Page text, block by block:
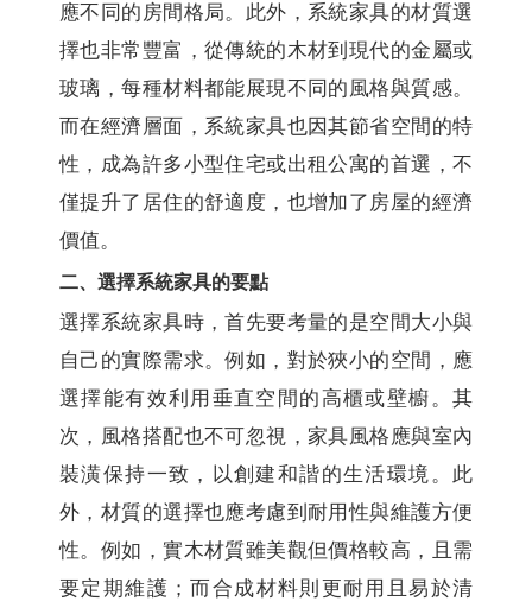
應不同的房間格局。此外，系統家具的材質選
擇也非常豐富，從傳統的木材到現代的金屬或
玻璃，每種材料都能展現不同的風格與質感。
而在經濟層面，系統家具也因其節省空間的特
性，成為許多小型住宅或出租公寓的首選，不
僅提升了居住的舒適度，也增加了房屋的經濟
價值。
二、選擇系統家具的要點
選擇系統家具時，首先要考量的是空間大小與
自己的實際需求。例如，對於狹小的空間，應
選擇能有效利用垂直空間的高櫃或壁櫥。其
次，風格搭配也不可忽視，家具風格應與室內
裝潢保持一致，以創建和諧的生活環境。此
外，材質的選擇也應考慮到耐用性與維護方便
性。例如，實木材質雖美觀但價格較高，且需
要定期維護；而合成材料則更耐用且易於清